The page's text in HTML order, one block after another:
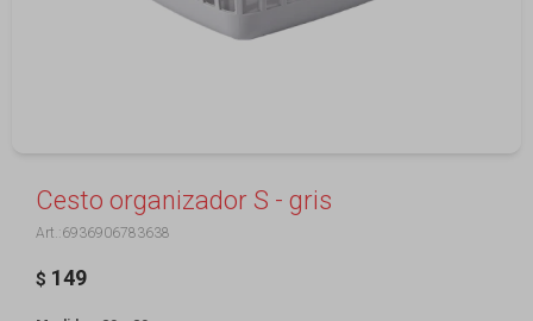
Cesto organizador S - gris
6936906783638
$ 149